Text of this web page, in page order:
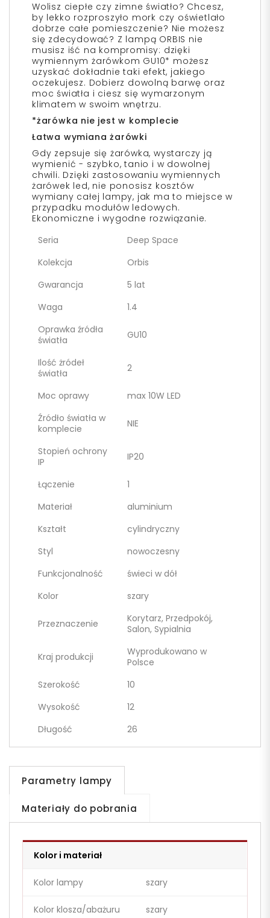
Wolisz ciepłe czy zimne światło? Chcesz,
by lekko rozproszyło mork czy oświetlało
dobrze całe pomieszczenie? Nie możesz
się zdecydować? Z lampą ORBIS nie
musisz iść na kompromisy: dzięki
wymiennym żarówkom GU10* możesz
uzyskać dokładnie taki efekt, jakiego
oczekujesz. Dobierz dowolną barwę oraz
moc światła i ciesz się wymarzonym
klimatem w swoim wnętrzu.
*żarówka nie jest w komplecie
Łatwa wymiana żarówki
Gdy zepsuje się żarówka, wystarczy ją
wymienić - szybko, tanio i w dowolnej
chwili. Dzięki zastosowaniu wymiennych
żarówek led, nie ponosisz kosztów
wymiany całej lampy, jak ma to miejsce w
przypadku modułów ledowych.
Ekonomiczne i wygodne rozwiązanie.
Seria
Deep Space
Kolekcja
Orbis
Gwarancja
5 lat
Waga
1.4
Oprawka źródła
światła
GU10
Ilość żródeł
światła
2
Moc oprawy
max 10W LED
Źródło światła w
komplecie
NIE
Stopień ochrony
IP
IP20
Łączenie
1
Materiał
aluminium
Kształt
cylindryczny
Styl
nowoczesny
Funkcjonalność
świeci w dół
Kolor
szary
Przeznaczenie
Korytarz, Przedpokój,
Salon, Sypialnia
Kraj produkcji
Wyprodukowano w
Polsce
Szerokość
10
Wysokość
12
Długość
26
Parametry lampy
Materiały do pobrania
Kolor i materiał
Kolor lampy szary
Kolor klosza/abażuru szary